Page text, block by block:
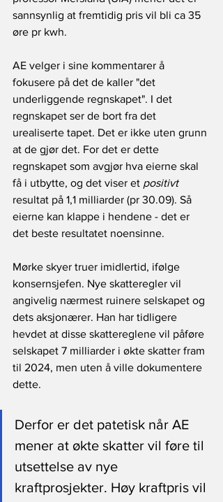
sannsynlig at fremtidig pris vil bli ca 35
øre pr kwh.
AE velger i sine kommentarer å
fokusere på det de kaller "det
underliggende regnskapet". I det
regnskapet ser de bort fra det
urealiserte tapet. Det er ikke uten grunn
at de gjør det. For det er dette
regnskapet som avgjør hva eierne skal
få i utbytte, og det viser et positivt
resultat på 1,1 milliarder (pr 30.09). Så
eierne kan klappe i hendene - det er
det beste resultatet noensinne.
Mørke skyer truer imidlertid, ifølge
konsernsjefen. Nye skatteregler vil
angivelig nærmest ruinere selskapet og
dets aksjonærer. Han har tidligere
hevdet at disse skattereglene vil påføre
selskapet 7 milliarder i økte skatter fram
til 2024, men uten å ville dokumentere
dette.
Derfor er det patetisk når AE
mener at økte skatter vil føre til
utsettelse av nye
kraftprosjekter. Høy kraftpris vil